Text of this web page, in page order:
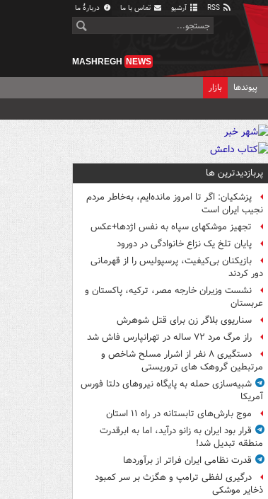
آرشیو تماس با ما دربارهٔ ما
MASHREGH NEWS
پیوندها بازار
پربازدیدترین ها
پزشکیان: اگر تا امروز مانده‌ایم، به‌خاطر مردم
نجیب ایران است
تجهیز موشکهای سپاه به نفس اژدها+عکس
پایان تلخ یک نزاع خانوادگی در دورود
بازیکنان بی‌کیفیت، پرسپولیس را از قهرمانی
دور کردند
نشست وزیران خارجه مصر، ترکیه، پاکستان و
عربستان
سناریوی بلاگر زن برای قتل شوهرش
راز مرگ مرد ۷۲ ساله در تهرانپارس فاش شد
دستگیری ۸ نفر از اشرار مسلح شاخص و
مرتبطین گروهک های تروریستی
شبیه‌سازی حمله به پایگاه نیروهای دلتا فورس
آمریکا
موج بارش‌های تابستانه در راه ۱۱ استان
قرار بود ایران به زانو درآید، اما به ابرقدرت
منطقه تبدیل شد!
قدرت نظامی ایران فراتر از برآوردها
درگیری لفظی ترامپ و هگزث بر سر کمبود
ذخایر موشکی